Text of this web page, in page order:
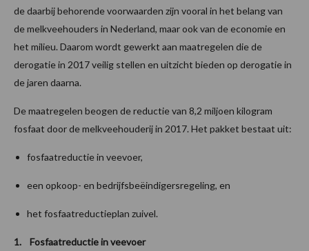
de daarbij behorende voorwaarden zijn vooral in het belang van
de melkveehouders in Nederland, maar ook van de economie en
het milieu. Daarom wordt gewerkt aan maatregelen die de
derogatie in 2017 veilig stellen en uitzicht bieden op derogatie in
de jaren daarna.
De maatregelen beogen de reductie van 8,2 miljoen kilogram
fosfaat door de melkveehouderij in 2017. Het pakket bestaat uit:
fosfaatreductie in veevoer,
een opkoop- en bedrijfsbeëindigersregeling, en
het fosfaatreductieplan zuivel.
1. Fosfaatreductie in veevoer